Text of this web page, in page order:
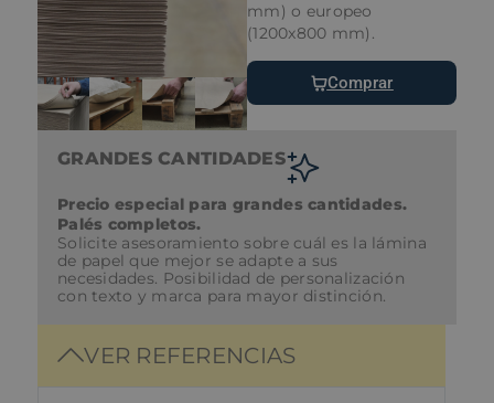
mm) o europeo
(1200x800 mm).
Comprar
GRANDES CANTIDADES
Precio especial para grandes cantidades.
Palés completos.
Solicite asesoramiento sobre cuál es la lámina
de papel que mejor se adapte a sus
necesidades. Posibilidad de personalización
con texto y marca para mayor distinción.
VER REFERENCIAS